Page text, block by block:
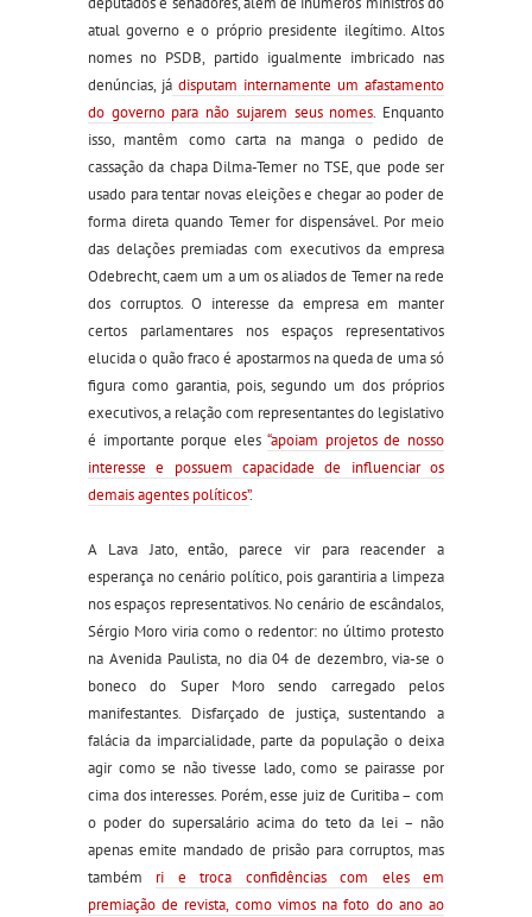
atual governo e o próprio presidente ilegítimo. Altos
nomes no PSDB, partido igualmente imbricado nas
denúncias, já disputam internamente um afastamento
do governo para não sujarem seus nomes. Enquanto
isso, mantêm como carta na manga o pedido de
cassação da chapa Dilma-Temer no TSE, que pode ser
usado para tentar novas eleições e chegar ao poder de
forma direta quando Temer for dispensável. Por meio
das delações premiadas com executivos da empresa
Odebrecht, caem um a um os aliados de Temer na rede
dos corruptos. O interesse da empresa em manter
certos parlamentares nos espaços representativos
elucida o quão fraco é apostarmos na queda de uma só
figura como garantia, pois, segundo um dos próprios
executivos, a relação com representantes do legislativo
é importante porque eles “apoiam projetos de nosso
interesse e possuem capacidade de influenciar os
demais agentes políticos”.
A Lava Jato, então, parece vir para reacender a
esperança no cenário político, pois garantiria a limpeza
nos espaços representativos. No cenário de escândalos,
Sérgio Moro viria como o redentor: no último protesto
na Avenida Paulista, no dia 04 de dezembro, via-se o
boneco do Super Moro sendo carregado pelos
manifestantes. Disfarçado de justiça, sustentando a
falácia da imparcialidade, parte da população o deixa
agir como se não tivesse lado, como se pairasse por
cima dos interesses. Porém, esse juiz de Curitiba – com
o poder do supersalário acima do teto da lei – não
apenas emite mandado de prisão para corruptos, mas
também ri e troca confidências com eles em
premiação de revista, como vimos na foto do ano ao